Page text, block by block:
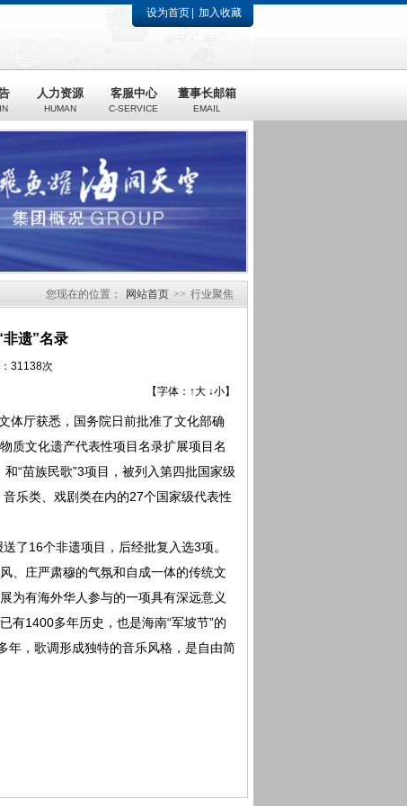
设为首页 加入收藏
人力资源
HUMAN
客服中心
C-SERVICE
董事长邮箱
EMAIL
您现在的位置： 网站首页 >> 行业聚焦
遗”名录
31138次
【字体： ↑大 ↓小】
厅获悉，国务院日前批准了文化部确
质文化遗产代表性项目名录扩展项目名
“苗族民歌”3项目，被列入第四批国家级
乐类、戏剧类在内的27个国家级代表性
16个非遗项目，后经批复入选3项。
庄严肃穆的气氛和自成一体的传统文
为有海外华人参与的一项具有深远意义
有1400多年历史，也是海南“军坡节”的
年，歌调形成独特的音乐风格，是自由简